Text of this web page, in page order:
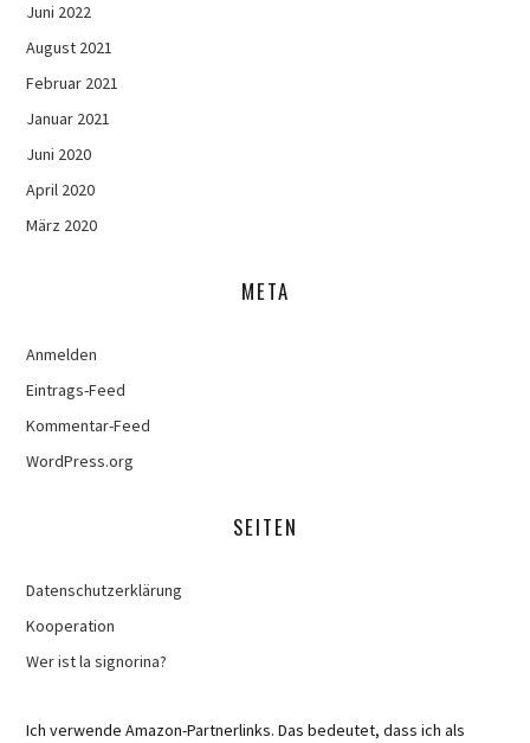
Juni 2022
August 2021
Februar 2021
Januar 2021
Juni 2020
April 2020
März 2020
META
Anmelden
Eintrags-Feed
Kommentar-Feed
WordPress.org
SEITEN
Datenschutzerklärung
Kooperation
Wer ist la signorina?
Ich verwende Amazon-Partnerlinks. Das bedeutet, dass ich als